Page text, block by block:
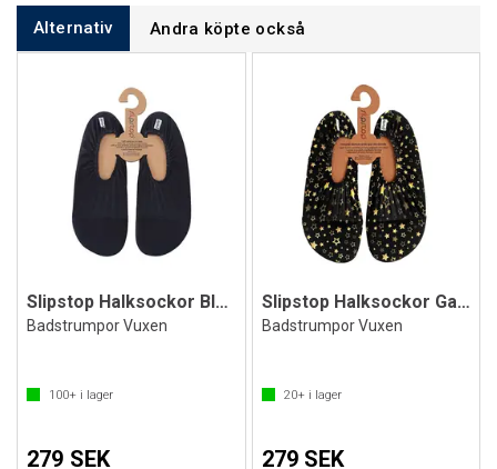
Alternativ Andra köpte också
Slipstop Halksockor Black
Badstrumpor Vuxen
100+ i lager
279 SEK
Slipstop Halksockor Galaxy
Badstrumpor Vuxen
20+i lager
279 SEK